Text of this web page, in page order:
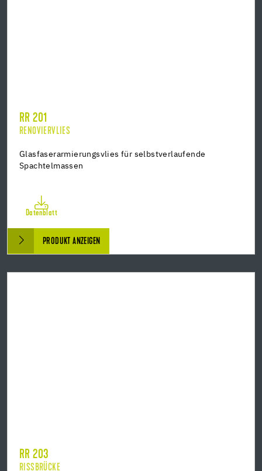
RR 201
RENOVIERVLIES
Glasfaserarmierungsvlies für selbstverlaufende
Spachtelmassen
Datenblatt
PRODUKT ANZEIGEN
RR 203
RISSBRÜCKE